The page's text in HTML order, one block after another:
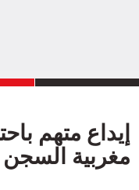
إيداع متهم
مغربية السجن